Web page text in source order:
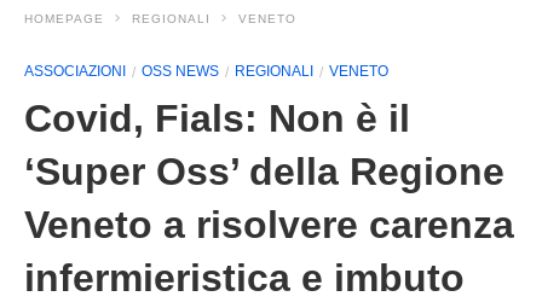
HOMEPAGE REGIONALI VENETO
ASSOCIAZIONI OSS NEWS REGIONALI VENETO
Covid, Fials: Non è il
‘Super Oss’ della Regione
Veneto a risolvere carenza
infermieristica e imbuto